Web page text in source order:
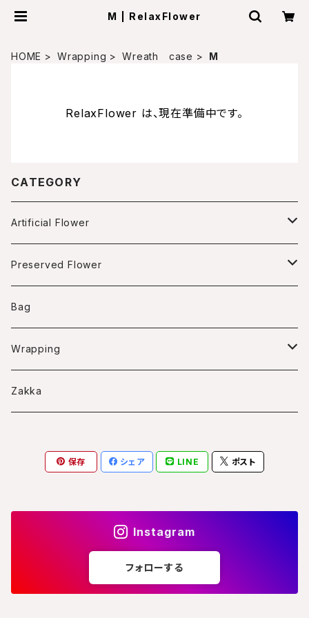
M | RelaxFlower
HOME Wrapping Wreath case M
RelaxFlower は、現在準備中です。
CATEGORY
Artificial Flower
Arrangment
Box arrangment
Bascket arrangment
Wreath
Swag
Bouquet
Preserved Flower
Arrangment
Wreath
Bag
Wrapping
Wreath case
L
スクエアS
Zakka
保存 シェア LINE ポスト
Instagram
フォローする